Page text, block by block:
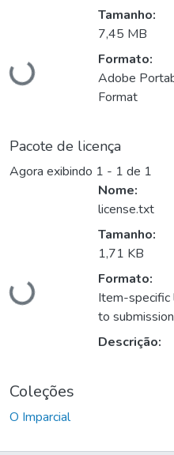
Carregando...
Tamanho:
7,45 MB
Formato:
Adobe
Format
Pacote de licença
Agora exibindo 1 - 1 de 1
Carregando...
Nome:
license.txt
Tamanho:
1,71 KB
Formato:
Item-specific
to submission
Descrição:
Coleções
O Imparcial